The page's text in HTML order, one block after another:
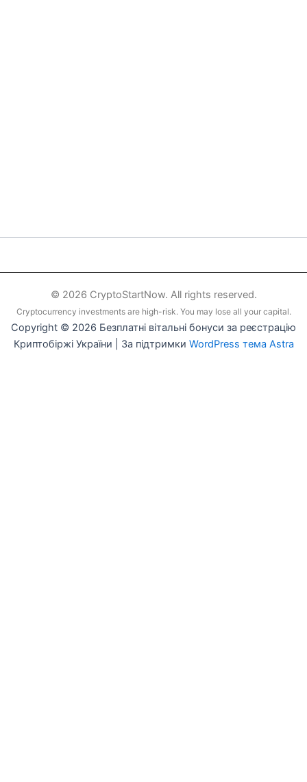
© 2026 CryptoStartNow. All rights reserved.
Cryptocurrency investments are high-risk. You may lose all your capital.
Copyright © 2026 Безплатні вітальні бонуси за реєстрацію
Криптобіржі України | За підтримки WordPress тема Astra